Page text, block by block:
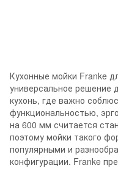
Кухонные мойки Franke
универсальное решение
кухонь, где важно
функциональностью,
на 600 мм считается
поэтому мойки такого
популярными и
конфигурации. Franke